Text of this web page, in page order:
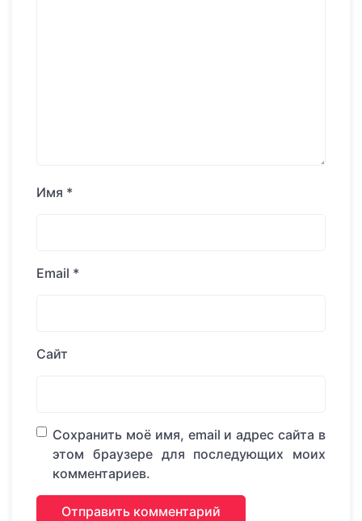
Имя *
Email *
Сайт
Сохранить моё имя, email и адрес сайта в
этом браузере для последующих моих
комментариев.